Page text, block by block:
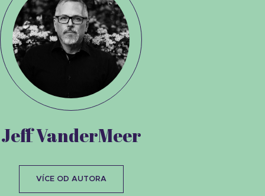
Jeff VanderMeer
VÍCE OD AUTORA